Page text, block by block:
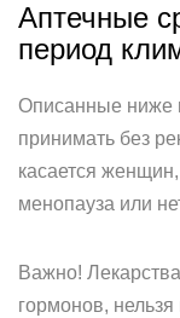
Аптечные
период
Описанные ниже
принимать без
касается
менопауза или
Важно!
гормонов,